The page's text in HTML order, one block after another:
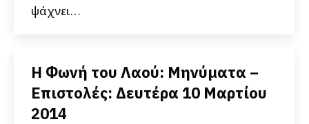
ψάχνει…
Η Φωνή του Λαού: Μηνύματα –
Επιστολές: Δευτέρα 10 Μαρτίου
2014